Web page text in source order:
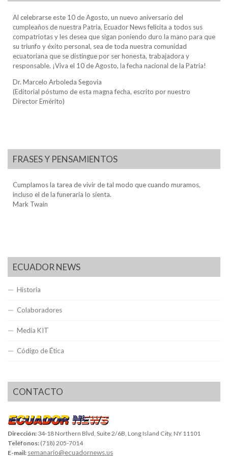
Al celebrarse este 10 de Agosto, un nuevo aniversario del
cumpleaños de nuestra Patria, Ecuador News felicita a todos sus
compatriotas y les desea que sigan poniendo duro la mano para que
su triunfo y éxito personal, sea de toda nuestra comunidad
ecuatoriana que se distingue por ser honesta, trabajadora y
responsable. ¡Viva el 10 de Agosto, la fecha nacional de la Patria!
Dr. Marcelo Arboleda Segovia
(Editorial póstumo de esta magna fecha, escrito por nuestro
Director Emérito)
FRASES Y PENSAMIENTOS
Cumplamos la tarea de vivir de tal modo que cuando muramos,
incluso el de la funeraria lo sienta.
Mark Twain
ECUADOR NEWS
Historia
Colaboradores
Media KIT
Código de Ética
CONTACTO
Dirección: 34-18 Northern Blvd, Suite 2/6B, Long Island City, NY 11101
Teléfonos: (718) 205-7014
E-mail: semanario@ecuadornews.us